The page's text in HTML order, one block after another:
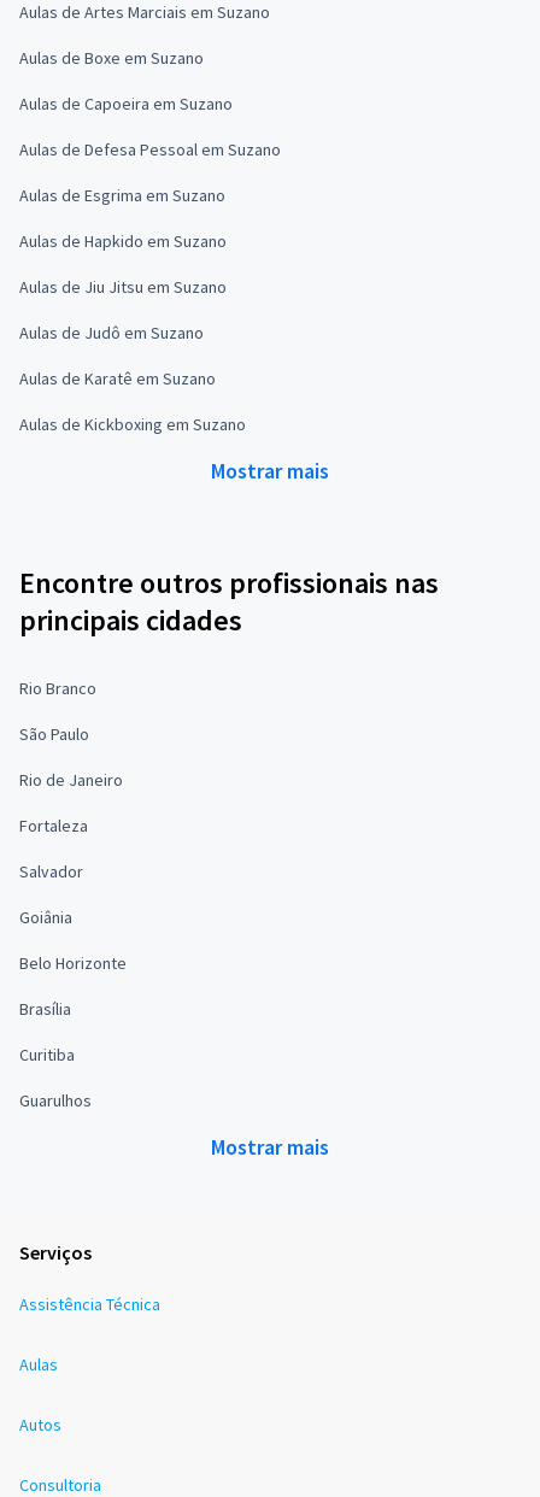
Aulas de Artes Marciais em Suzano
Aulas de Boxe em Suzano
Aulas de Capoeira em Suzano
Aulas de Defesa Pessoal em Suzano
Aulas de Esgrima em Suzano
Aulas de Hapkido em Suzano
Aulas de Jiu Jitsu em Suzano
Aulas de Judô em Suzano
Aulas de Karatê em Suzano
Aulas de Kickboxing em Suzano
Mostrar mais
Encontre outros profissionais nas
principais cidades
Rio Branco
São Paulo
Rio de Janeiro
Fortaleza
Salvador
Goiânia
Belo Horizonte
Brasília
Curitiba
Guarulhos
Mostrar mais
Serviços
Assistência Técnica
Aulas
Autos
Consultoria